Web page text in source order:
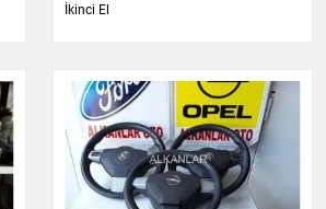
İkinci El